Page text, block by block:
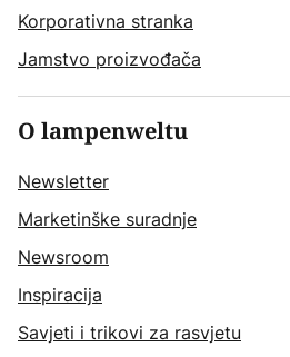
Korporativna stranka
Jamstvo proizvođača
O lampenweltu
Newsletter
Marketinške suradnje
Newsroom
Inspiracija
Savjeti i trikovi za rasvjetu